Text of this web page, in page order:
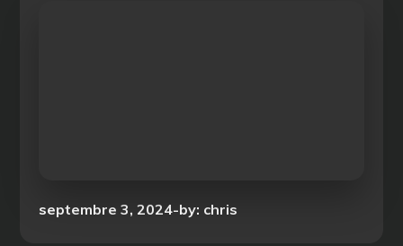
Posted
septembre 3, 2024 by: chris